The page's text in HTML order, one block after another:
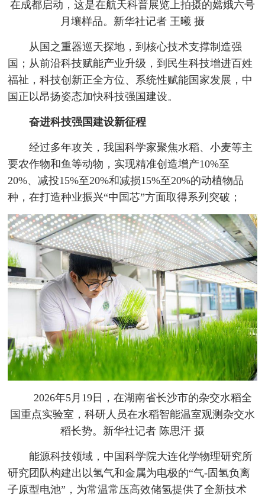
在成都启动，这是在航天科普展览上拍摄的嫦娥六号
月壤样品。新华社记者 王曦 摄
从国之重器巡天探地，到核心技术支撑制造强
国；从前沿科技赋能产业升级，到民生科技增进百姓
福祉，科技创新正全方位、系统性赋能国家发展，中
国正以昂扬姿态加快科技强国建设。
奋进科技强国建设新征程
经过多年攻关，我国科学家聚焦水稻、小麦等主
要农作物和鱼等动物，实现精准创造增产10%至
20%、减投15%至20%和减损15%至20%的动植物品
种，在打造种业振兴“中国芯”方面取得系列突破；
2026年5月19日，在湖南省长沙市的杂交水稻全
国重点实验室，科研人员在水稻智能温室观测杂交水
稻长势。新华社记者 陈思汗 摄
能源科技领域，中国科学院大连化学物理研究所
研究团队构建出以氢气和金属为电极的“气-固氢负离
子原型电池”，为常温常压高效储氢提供了全新技术